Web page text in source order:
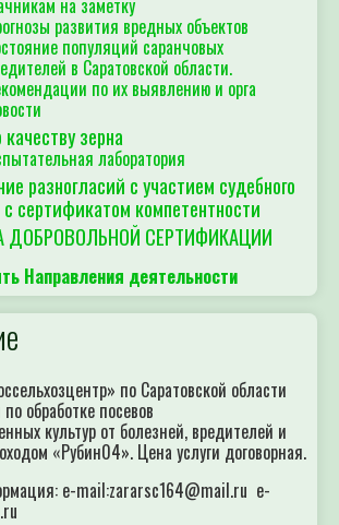
развития вредных объектов
популяций саранчовых
в Саратовской области.
по их выявлению и орга
зерна
лаборатория
разногласий с участием судебного
с сертификатом компетентности
ДОБРОВОЛЬНОЙ СЕРТИФИКАЦИИ
Направления деятельности
по Саратовской области
обработке посевов
культур от болезней, вредителей и
«Рубин04». Цена услуги договорная.
e-mail:zararsc164@mail.ru e-